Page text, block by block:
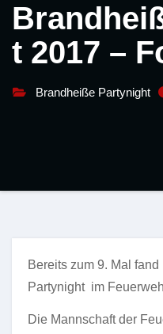
t 2017 –
Brandheiße Partynight
Bereits zum 9. Mal
Partynight im
Die Mannschaft der